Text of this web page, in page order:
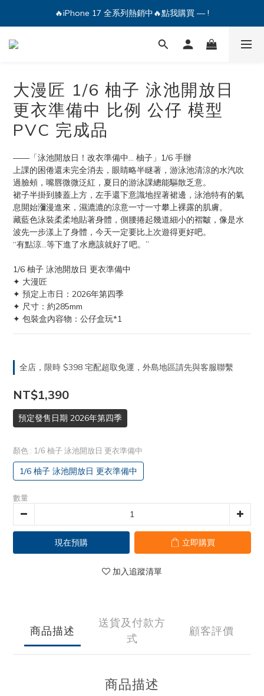
🔥iPhone 17 全系列熱銷中🔥點我購買 — !
🔥iPhone 17 全系列熱銷中🔥點我購買 — !
💕加入Q哥 Line 新好友領優惠券！🎫
大漫匠 1/6 柚子 泳池開放日
更衣準備中 比例 公仔 模型
PVC 完成品
——「泳池開放日！改衣準備中... 柚子」1/6 手辦
上課的困倦還未完全消去，眼睛略半瞇著，游泳池清涼的水汽吹
過臉頰，嘴唇微微泛紅，夏日的游泳課總能驅散乏意。
裙子半掛到膝蓋上方，左手還下意識地捏著裙邊，泳池特有的氣
息開始瀰漫進來，濕漉漉的涼意一寸一寸攀上裸露的肌膚。
藏藍色泳裝柔柔地貼著身體，側腰捲起幾道細小的褶皺，像是水
波先一步漾上了身體，今天一定要比上次遊得更好吧。
“有點涼…等下進了水應該就好了吧。”
1/6 柚子 泳池開放日 更衣準備中
✦ 大漫匠
✦ 預定上市日：2026年第四季
✦ 尺寸：約285mm
✦ 包裝盒內容物：公仔盒玩*1
全店，限時 $398 宅配超取免運，外島地區請先與客服聯繫
NT$1,390
預定發售日期 2026年第四季
顏色 : 1/6 柚子 泳池開放日 更衣準備中
1/6 柚子 泳池開放日 更衣準備中
數量
現在預購 立即購買
加入追蹤清單
商品描述
送貨及付款方
式
顧客評價
商品描述